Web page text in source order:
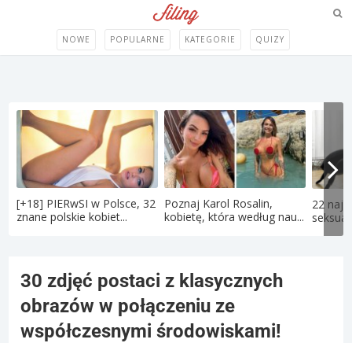
NOWE POPULARNE KATEGORIE QUIZY
[+18] PIERwSI w Polsce, 32
znane polskie kobiet...
Poznaj Karol Rosalin,
kobietę, która według nau...
22
30 zdjęć postaci z klasycznych
obrazów w połączeniu ze
współczesnymi środowiskami!